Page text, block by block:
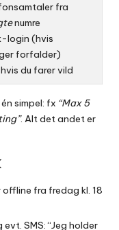
fra
numre
login (hvis
forfalder)
hvis du farer vild
simpel: fx “Max 5
. Alt det andet er
fra fredag kl. 18
evt. SMS: “Jeg holder